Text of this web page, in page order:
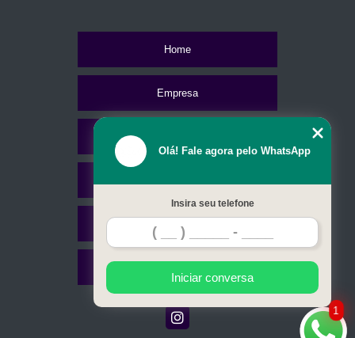
Home
Empresa
1
Olá! Fale agora pelo WhatsApp
Insira seu telefone
Iniciar conversa